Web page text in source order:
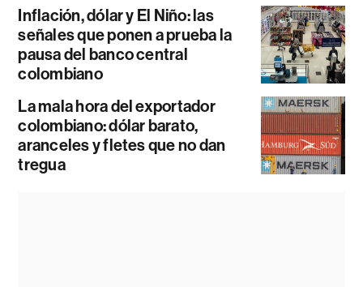
Inflación, dólar y El Niño: las
señales que ponen a prueba la
pausa del banco central
colombiano
La mala hora del exportador
colombiano: dólar barato,
aranceles y fletes que no dan
tregua